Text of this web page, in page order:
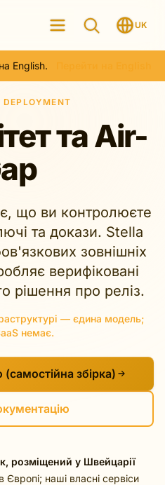
UK
DEPLOYMENT
та Air-
що ви контролюєте
та докази. Stella
зовнішніх
верифіковані
рішення про реліз.
— єдина модель;
немає.
збірка)
розміщений у Швейцарії
наші власні сервіси
English.